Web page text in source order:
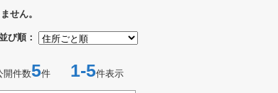
せん。
び順：
開件数5件 1-5件表示